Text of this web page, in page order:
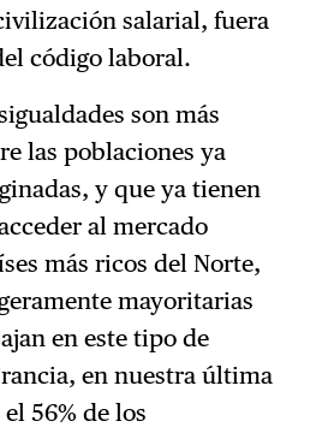
salarial, fuera
código laboral.
son más
las poblaciones ya
y que ya tienen
al mercado
más ricos del Norte,
mayoritarias
en este tipo de
en nuestra última
56% de los